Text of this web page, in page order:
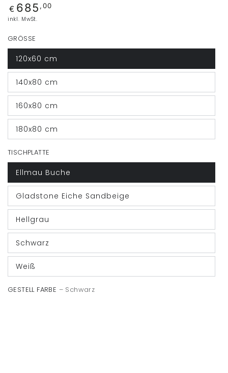
Regulärer
Preis
€ 685 ,00
inkl. MwSt.
GRÖSSE
120x60 cm
140x80 cm
160x80 cm
180x80 cm
TISCHPLATTE
Ellmau Buche
Gladstone Eiche Sandbeige
Hellgrau
Schwarz
Weiß
GESTELL FARBE – Schwarz